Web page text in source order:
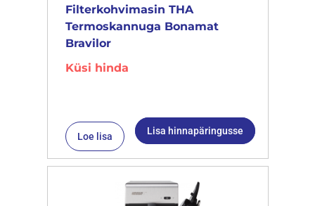
Filterkohvimasin THA
Termoskannuga Bonamat
Bravilor
Küsi hinda
Loe lisa Lisa hinnapäringusse